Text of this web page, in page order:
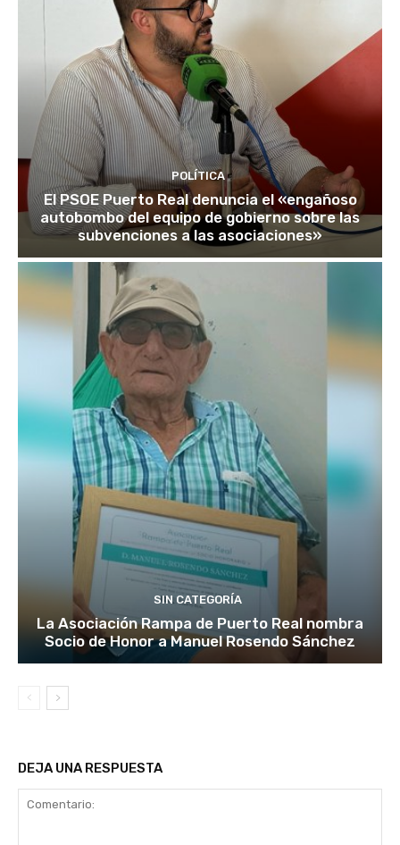
POLÍTICA
El PSOE Puerto Real denuncia el «engañoso
autobombo del equipo de gobierno sobre las
subvenciones a las asociaciones»
SIN CATEGORÍA
La Asociación Rampa de Puerto Real nombra
Socio de Honor a Manuel Rosendo Sánchez
DEJA UNA RESPUESTA